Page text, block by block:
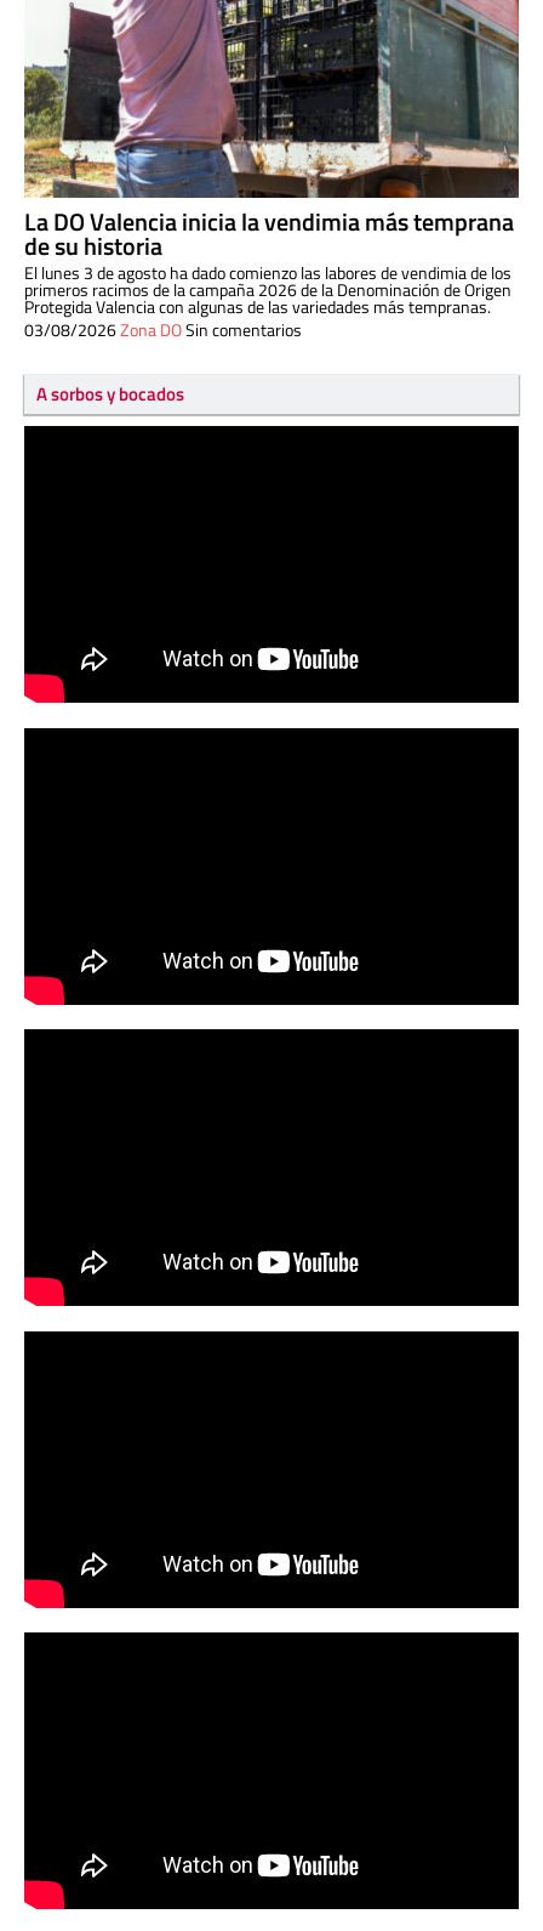
La DO Valencia inicia la vendimia más temprana
de su historia
El lunes 3 de agosto ha dado comienzo las labores de vendimia de los
primeros racimos de la campaña 2026 de la Denominación de Origen
Protegida Valencia con algunas de las variedades más tempranas.
03/08/2026Zona DOSin comentarios
A sorbos y bocados